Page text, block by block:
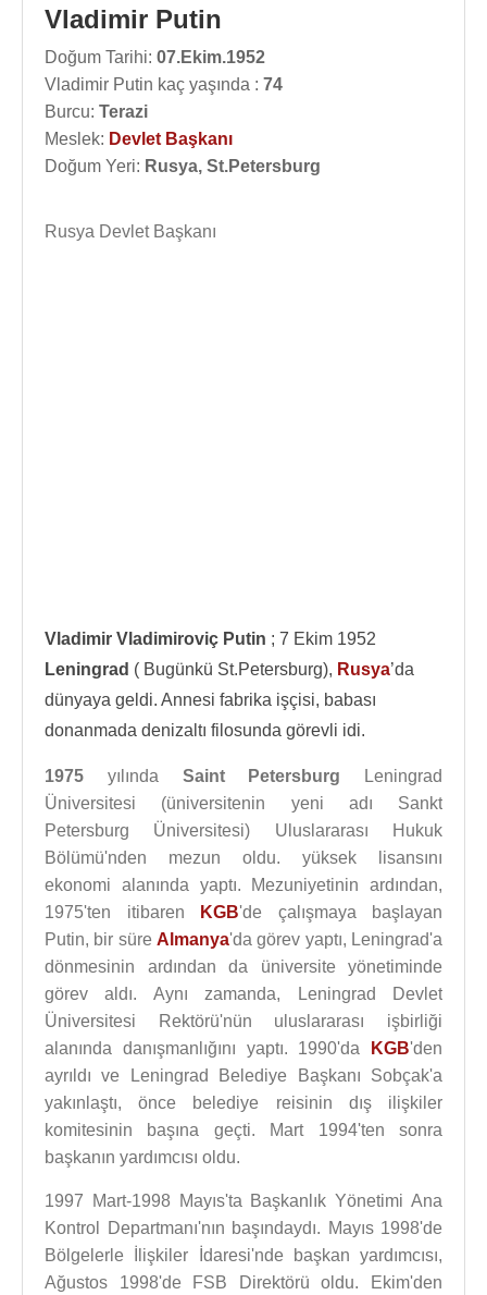
Vladimir Putin
Doğum Tarihi: 07.Ekim.1952
Vladimir Putin kaç yaşında : 74
Burcu: Terazi
Meslek: Devlet Başkanı
Doğum Yeri: Rusya, St.Petersburg
Rusya Devlet Başkanı
Vladimir Vladimiroviç Putin ; 7 Ekim 1952
Leningrad ( Bugünkü St.Petersburg), Rusya’da
dünyaya geldi. Annesi fabrika işçisi, babası
donanmada denizaltı filosunda görevli idi.
1975 yılında Saint Petersburg Leningrad
Üniversitesi (üniversitenin yeni adı Sankt
Petersburg Üniversitesi) Uluslararası Hukuk
Bölümü'nden mezun oldu. yüksek lisansını
ekonomi alanında yaptı. Mezuniyetinin ardından,
1975'ten itibaren
KGB'de çalışmaya başlayan
Putin, bir süre Almanya'da görev yaptı, Leningrad'a
dönmesinin ardından da üniversite yönetiminde
görev aldı. Aynı zamanda, Leningrad Devlet
Üniversitesi Rektörü'nün uluslararası işbirliği
alanında danışmanlığını yaptı. 1990'da
KGB'den
ayrıldı ve Leningrad Belediye Başkanı Sobçak'a
yakınlaştı, önce belediye reisinin dış ilişkiler
komitesinin başına geçti. Mart 1994'ten sonra
başkanın yardımcısı oldu.
1997 Mart-1998 Mayıs'ta Başkanlık Yönetimi Ana
Kontrol Departmanı'nın başındaydı. Mayıs 1998'de
Bölgelerle İlişkiler İdaresi'nde başkan yardımcısı,
Ağustos 1998'de FSB Direktörü oldu. Ekim'den